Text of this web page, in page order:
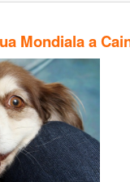
Mondiala a